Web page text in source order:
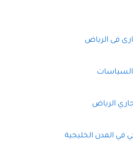
فى الرياض
الرياض
المدن الخليجية